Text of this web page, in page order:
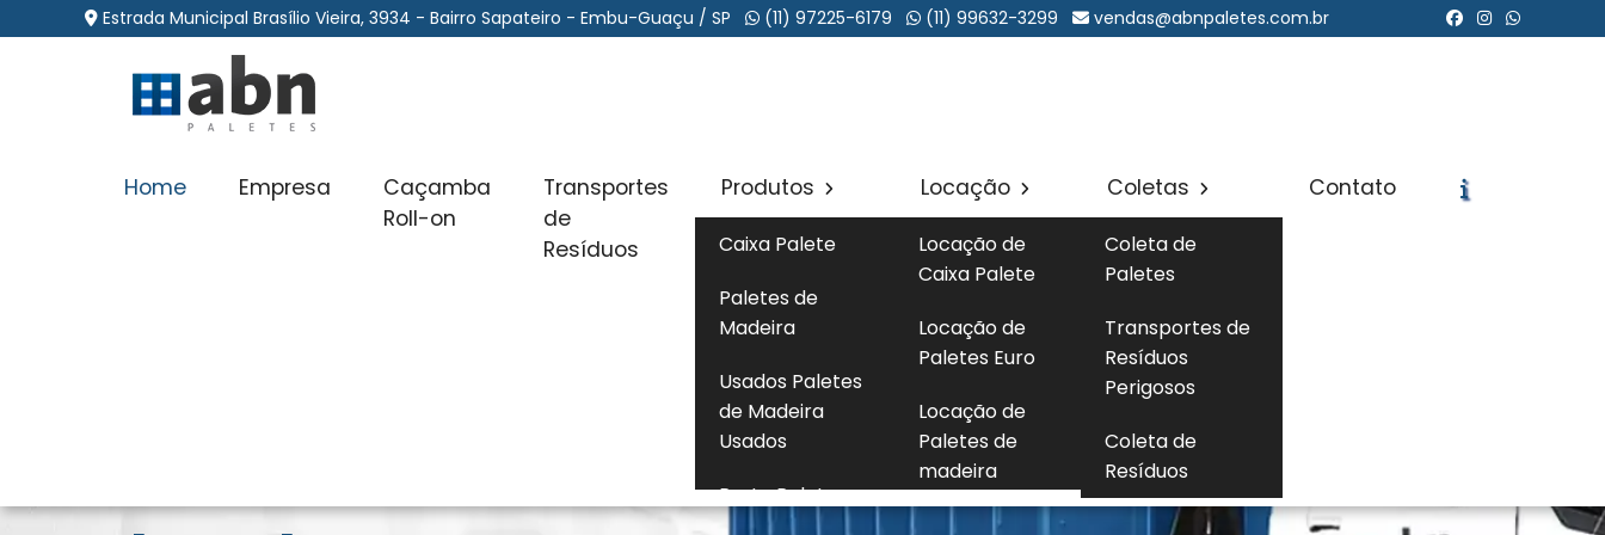
Estrada Municipal Brasílio Vieira, 3934 - Bairro Sapateiro - Embu-Guaçu / SP (11) 97225-6179 (11) 99632-3299 vendas@abnpaletes.com.br
Home Empresa
Caçamba
Roll-on
Transportes
de
Resíduos
Produtos
Caixa Palete
Paletes de
Madeira
Usados Paletes
de Madeira
Usados
Porta Palete
Locação
Locação de
Caixa Palete
Locação de
Paletes Euro
Locação de
Paletes de
madeira
Locação de
Coletas
Coleta de
Paletes
Transportes de
Resíduos
Perigosos
Coleta de
Resíduos
Contato